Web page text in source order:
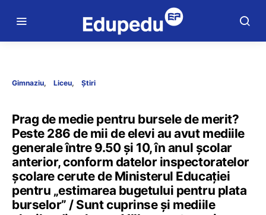
Gimnaziu Liceu Știri
Prag de medie pentru bursele de merit?
Peste 286 de mii de elevi au avut mediile
generale între 9.50 și 10, în anul școlar
anterior, conform datelor inspectoratelor
școlare cerute de Ministerul Educației
pentru „estimarea bugetului pentru plata
burselor” / Sunt cuprinse și mediile